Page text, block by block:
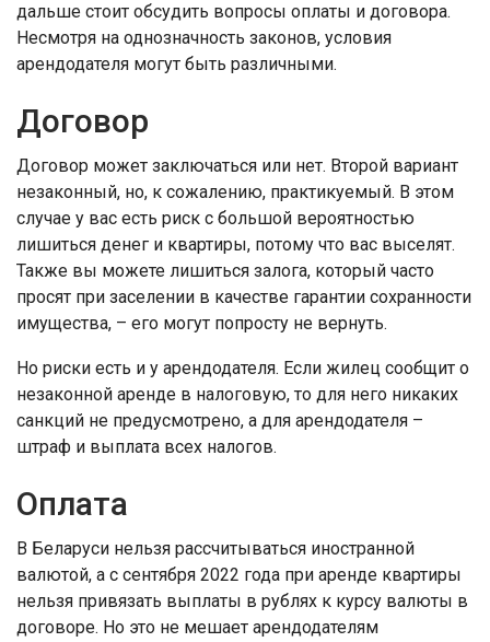
дальше стоит обсудить вопросы оплаты и договора.
Несмотря на однозначность законов, условия
арендодателя могут быть различными.
Договор
Договор может заключаться или нет. Второй вариант
незаконный, но, к сожалению, практикуемый. В этом
случае у вас есть риск с большой вероятностью
лишиться денег и квартиры, потому что вас выселят.
Также вы можете лишиться залога, который часто
просят при заселении в качестве гарантии сохранности
имущества, – его могут попросту не вернуть.
Но риски есть и у арендодателя. Если жилец сообщит о
незаконной аренде в налоговую, то для него никаких
санкций не предусмотрено, а для арендодателя –
штраф и выплата всех налогов.
Оплата
В Беларуси нельзя рассчитываться иностранной
валютой, а с сентября 2022 года при аренде квартиры
нельзя привязать выплаты в рублях к курсу валюты в
договоре. Но это не мешает арендодателям